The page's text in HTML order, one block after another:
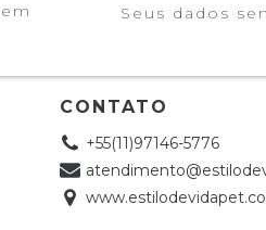
Seus dados
CONTATO
+55(11)97146-5776